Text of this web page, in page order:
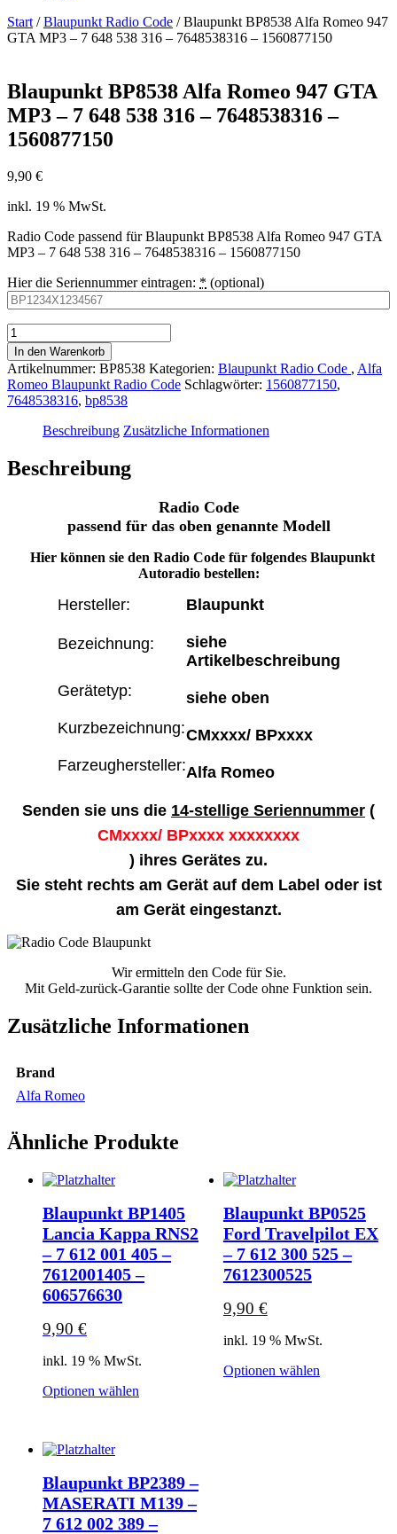
Start /Blaupunkt Radio Code / Blaupunkt BP8538 Alfa Romeo 947
GTA MP3 – 7 648 538 316 – 7648538316 – 1560877150
Blaupunkt BP8538 Alfa Romeo 947 GTA
MP3 – 7 648 538 316 – 7648538316 –
1560877150
9,90 €
inkl. 19 % MwSt.
Radio Code passend für Blaupunkt BP8538 Alfa Romeo 947 GTA
MP3 – 7 648 538 316 – 7648538316 – 1560877150
Hier die Seriennummer eintragen: * (optional)
Blaupunkt
BP8538
Alfa
Romeo
947
GTA
7
648
7648538316
In den Warenkorb
Artikelnummer: BP8538 Kategorien: Blaupunkt Radio Code , Alfa
Romeo Blaupunkt Radio Code Schlagwörter: 1560877150,
7648538316, bp8538
Beschreibung Zusätzliche Informationen
Beschreibung
Radio Code
passend für das oben genannte Modell
Hier können sie den RadioCode für folgendes Blaupunkt
Autoradio bestellen:
Hersteller: Blaupunkt
Bezeichnung:
siehe
Artikelbeschreibung
Gerätetyp:
siehe oben
Kurzbezeichnung:CMxxxx/ BPxxxx
Farzeughersteller:Alfa Romeo
Senden sie uns die 14-stellige Seriennummer (
CMxxxx/ BPxxxx xxxxxxxx
) ihres Gerätes zu.
Sie steht rechts am Gerät auf dem Label oder ist
am Gerät eingestanzt.
Wir ermitteln den Code für Sie.
Mit Geld-zurück-Garantie sollte der Code ohne Funktion sein.
Zusätzliche Informationen
Brand
Alfa Romeo
Ähnliche Produkte
Blaupunkt BP1405
Lancia Kappa RNS2
– 7 612 001 405 –
7612001405 –
606576630
9,90 €
inkl. 19 % MwSt.
Optionen wählen
Blaupunkt BP0525
Ford Travelpilot EX
– 7 612 300 525 –
7612300525
9,90 €
inkl. 19 % MwSt.
Optionen wählen
Blaupunkt BP2389 –
MASERATI M139 –
7 612 002 389 –